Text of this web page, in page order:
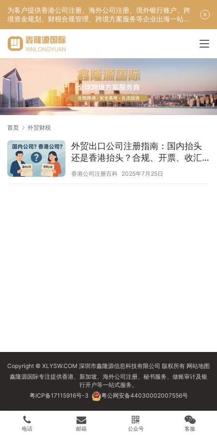
为客户提供香港公司注册、海外公司注册、境外银行账户、跨
境资金规划、财税合规管理、跨境方案服务等企业出海一站式
服务！
首页 外贸财税
外贸出口公司注册指南：国内抬头
还是香港抬头？合规、开票、收汇
一次说清
香港公司注册百科 2025年7月25日
Copyright © XLYSW.COM 深圳市鑫隆源信息科技有限公司 版权所有 网站地图
鑫隆源国际专注提供香港、新加坡、海外公司注册、秘书服务、做账审计及银
行开户等一站式服务。
粤ICP备17115916号-3
粤公网安备44030002007556号
电话 邮箱 公众号 客服